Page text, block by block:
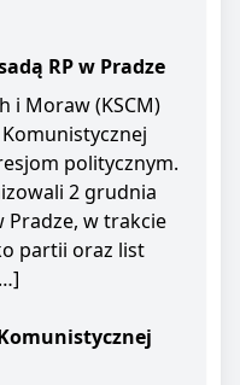
RP w Pradze
i Moraw (KSCM)
politycznym.
2 grudnia
Pradze, w trakcie
partii oraz list